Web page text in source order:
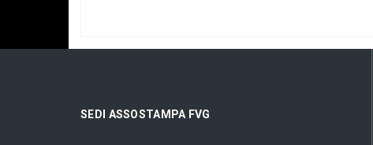
SEDI ASSOSTAMPA FVG